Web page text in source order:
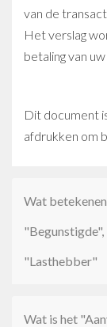
van de
Het verslag
betaling van
Dit document
afdrukken om
Wat
"Lasthebber"
Wat is het